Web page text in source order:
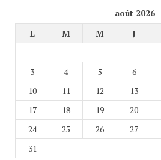
août 2026
L
M M J
3
4 5 6
10
11 12 13
17
18 19 20
24
25 26 27
31